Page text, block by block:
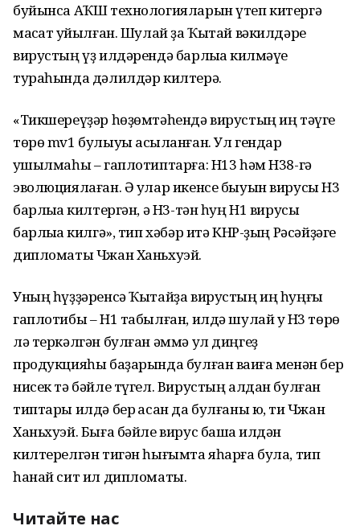
буйынса АҠШ технологияларын үтеп китергә
маҡсат ҡуйылған. Шулай ҙа Ҡытай вәкилдәре
вирустың үҙ илдәрендә барлыҡҡа килмәүе
тураһында дәлилдәр килтерә.
«Тикшереүҙәр һөҙөмтәһендә вирустың иң тәүге
төрө mv1 булыуы асыҡланған. Ул гендар
ҡушылмаһы – гаплотиптарға: H13 һәм H38-гә
эволюциялаған. Ә улар икенсе быуын вирусы H3
барлыҡҡа килтергән, ә H3-тән һуң H1 вирусы
барлыҡҡа килгә», тип хәбәр итә КНР-ҙың Рәсәйҙәге
дипломаты Чжан Ханьхуэй.
Уның һүҙҙәренсә Ҡытайҙа вирустың иң һуңғы
гаплотибы – H1 табылған, илдә шулай уҡ H3 төрө
лә теркәлгән булған әммә ул диңгеҙ
продукцияһы баҙарында булған ваҡиға менән бер
нисек тә бәйле түгел. Вирустың алдан булған
типтары илдә бер ҡасан да булғаны юҡ, ти Чжан
Ханьхуэй. Быға бәйле вирус башҡа илдән
килтерелгән тигән һығымта яһарға була, тип
һанай сит ил дипломаты.
Читайте нас